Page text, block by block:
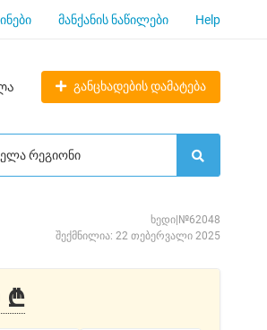
მანქანის ნაწილები Help
განცხადების დამატება
ხედი|№62048
შექმნილია: 22 თებერვალი 2025
₾